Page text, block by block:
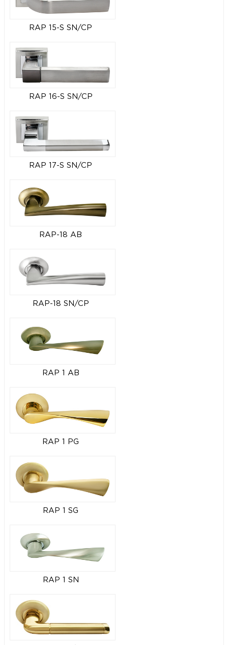
RAP 15-S SN/CP
RAP 16-S SN/CP
RAP 17-S SN/CP
RAP-18 AB
RAP-18 SN/CP
RAP 1 AB
RAP 1 PG
RAP 1 SG
RAP 1 SN